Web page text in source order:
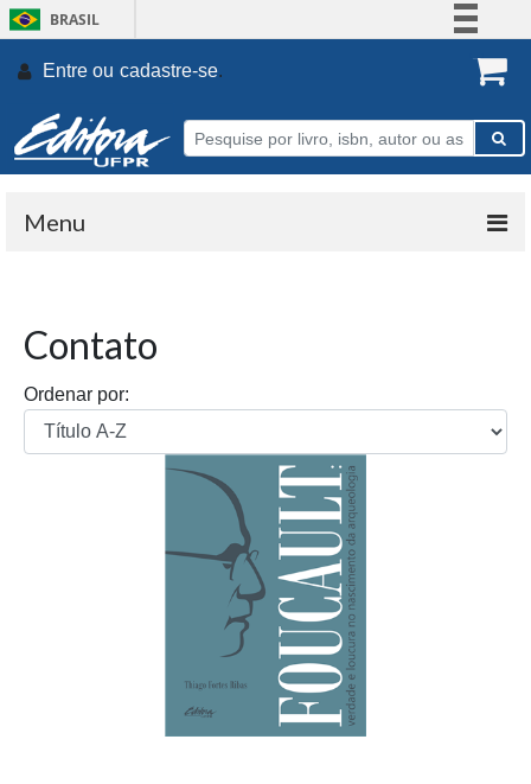
BRASIL
Participe
Entre ou cadastre-se.
Menu
Contato
Ordenar por: